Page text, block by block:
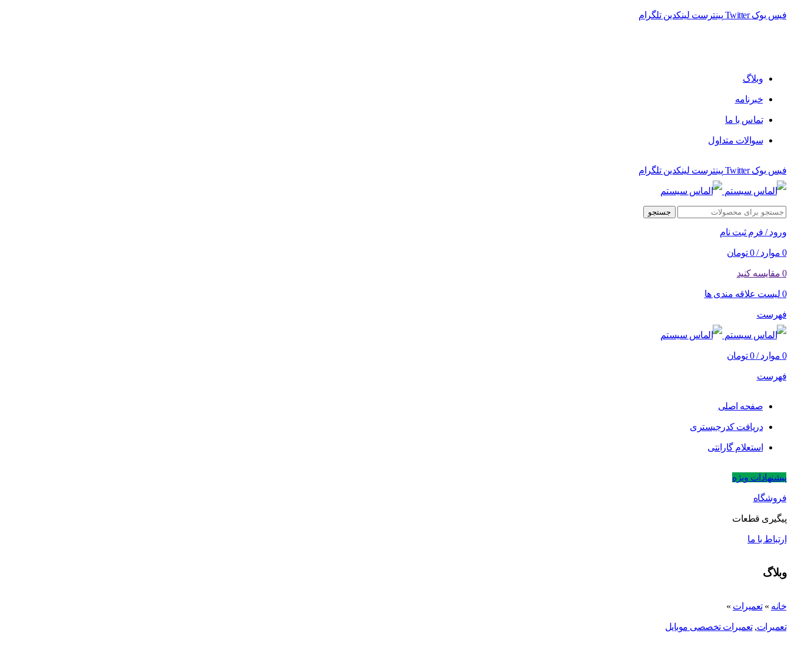
فیس بوک Twitter پینترست لینکدین تلگرام
وبلاگ
خبرنامه
تماس با ما
سوالات متداول
فیس بوک Twitter پینترست لینکدین تلگرام
جستجو
ورود / فرم ثبت نام
0 موارد /
0 تومان
0 مقایسه کنید
0 لیست علاقه مندی ها
فهرست
0 موارد /
0 تومان
فهرست
صفحه اصلی
دریافت کدرجیستری
استعلام گارانتی
پیشنهادات ویژه
فروشگاه
پیگیری قطعات
ارتباط با ما
وبلاگ
خانه »تعمیرات »
تعمیرات,تعمیرات تخصصی موبایل